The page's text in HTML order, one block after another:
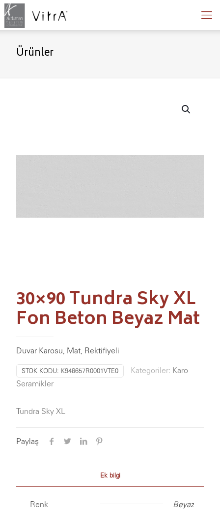
Ürünler
30×90 Tundra Sky XL
Fon Beton Beyaz Mat
Duvar Karosu, Mat, Rektifiyeli
STOK KODU: K948657R0001VTE0 Kategoriler: Karo
Seramikler
Tundra Sky XL
Paylaş
Ek bilgi
Renk Beyaz